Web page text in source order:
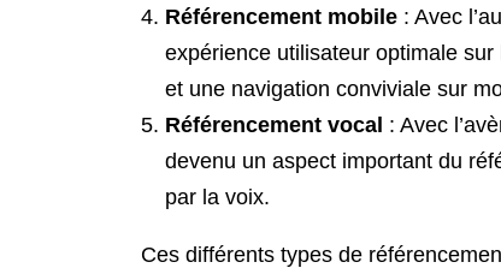
Référencement mobile : Avec
expérience utilisateur optimale
et une navigation conviviale sur
Référencement vocal : Avec
devenu un aspect important du
par la voix.
Ces différents types de